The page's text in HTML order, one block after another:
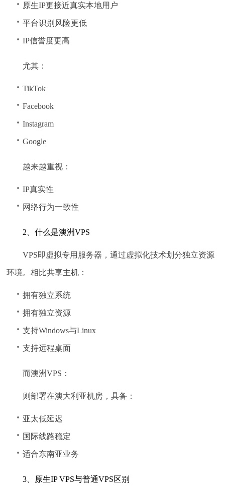
原生IP更接近真实本地用户
平台识别风险更低
IP信誉度更高
尤其：
TikTok
Facebook
Instagram
Google
越来越重视：
IP真实性
网络行为一致性
2、什么是澳洲VPS
VPS即虚拟专用服务器，通过虚拟化技术划分独立资源
环境。相比共享主机：
拥有独立系统
拥有独立资源
支持Windows与Linux
支持远程桌面
而澳洲VPS：
则部署在澳大利亚机房，具备：
亚太低延迟
国际线路稳定
适合东南亚业务
3、原生IP VPS与普通VPS区别